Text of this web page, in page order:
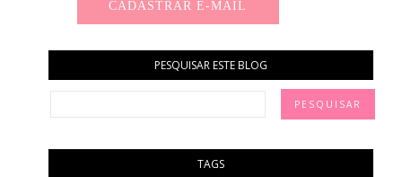
PESQUISAR ESTE BLOG
TAGS